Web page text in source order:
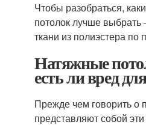
Чтобы разобраться,
потолок лучше
ткани из полиэстера по
Натяжные
есть ли вред
Прежде чем говорить о
представляют собой